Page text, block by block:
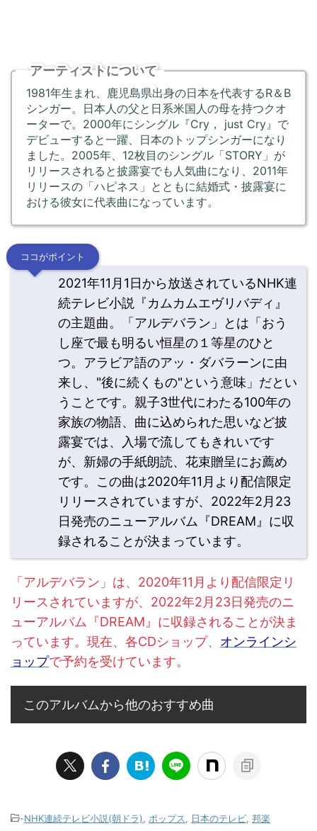
アーティストについて
1981年生まれ、鹿児島県出身の日本を代表するR＆B
シンガー。日本人の父と日系米国人の母を持つクオ
ーターで。2000年にシングル『Cry， just Cry』で
デビューすると一躍、日本のトップシンガーになり
ました。2005年、12枚目のシングル「STORY」が
リリースされると披露宴でも人気曲になり、2011年
リリースの「ハピネス」とともに結婚式・披露宴に
おける彼女に代表曲になっています。
ココがポイント
2021年11月1日から放送されているNHK連
続テレビ小説『カムカムエヴリバディ』
の主題曲。「アルデバラン」とは「おう
し座で最も明るい恒星の１等星のひと
つ。アラビア語のアッ・ダバラーンに由
来し、"後に続くもの"という意味」だとい
うことです。親子3世代にわたる100年の
家族の物語、曲に込められた思いなど披
露宴では、入場で流してもきれいです
が、新婦の手紙朗読、花束贈呈にお薦め
です。この曲は2020年11月より配信限定
リリースされていますが、2022年2月23
日発売のニューアルバム『DREAM』に収
録されることが決まっています。
「アルデバラン」は、2020年11月より配信限定リ
リースされていますが、2022年2月23日発売のニ
ューアルバム『DREAM』に収録されることが決ま
っています。現在、各CDショップ、 オンラインシ
ョップで予約を受けています。
このアルバムから他のおすすめ曲
-NHK連続テレビ小説(朝ドラ) ポップス 日本のテレビ 邦楽